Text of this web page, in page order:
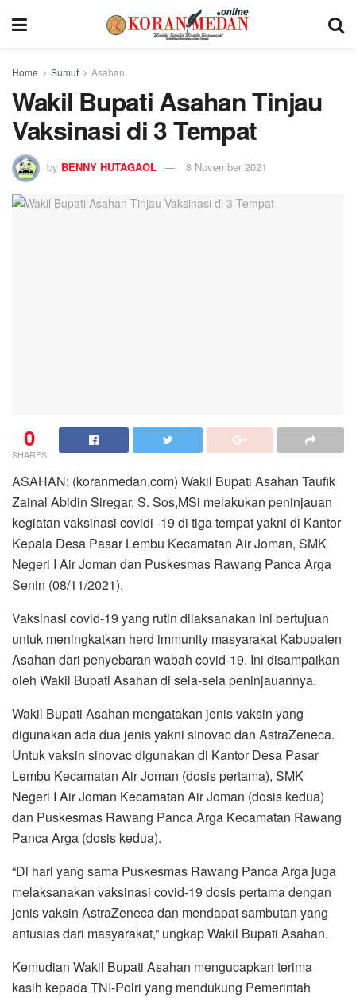
Home Sumut Asahan
Wakil Bupati Asahan Tinjau
Vaksinasi di 3 Tempat
by BENNY HUTAGAOL 8 November 2021
0
SHARES
ASAHAN: (koranmedan.com) Wakil Bupati Asahan Taufik
Zainal Abidin Siregar, S. Sos,MSi melakukan peninjauan
kegiatan vaksinasi covidi -19 di tiga tempat yakni di Kantor
Kepala Desa Pasar Lembu Kecamatan Air Joman, SMK
Negeri I Air Joman dan Puskesmas Rawang Panca Arga
Senin (08/11/2021).
Vaksinasi covid-19 yang rutin dilaksanakan ini bertujuan
untuk meningkatkan herd immunity masyarakat Kabupaten
Asahan dari penyebaran wabah covid-19. Ini disampaikan
oleh Wakil Bupati Asahan di sela-sela peninjauannya.
Wakil Bupati Asahan mengatakan jenis vaksin yang
digunakan ada dua jenis yakni sinovac dan AstraZeneca.
Untuk vaksin sinovac digunakan di Kantor Desa Pasar
Lembu Kecamatan Air Joman (dosis pertama), SMK
Negeri I Air Joman Kecamatan Air Joman (dosis kedua)
dan Puskesmas Rawang Panca Arga Kecamatan Rawang
Panca Arga (dosis kedua).
“Di hari yang sama Puskesmas Rawang Panca Arga juga
melaksanakan vaksinasi covid-19 dosis pertama dengan
jenis vaksin AstraZeneca dan mendapat sambutan yang
antusias dari masyarakat,” ungkap Wakil Bupati Asahan.
Kemudian Wakil Bupati Asahan mengucapkan terima
kasih kepada TNI-Polri yang mendukung Pemerintah